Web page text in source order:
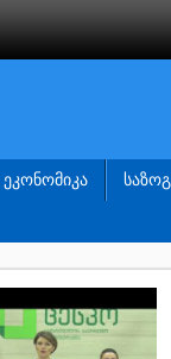
ᲔᲙᲝᲜᲝᲛᲘᲙᲐ